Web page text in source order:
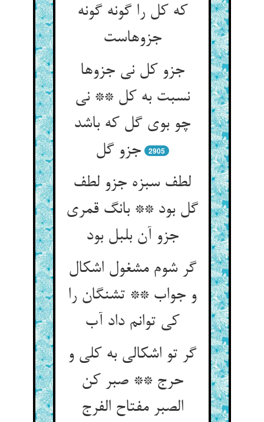
که کل را گونه گونه
جزوهاست‌‌
جزو کل نی جزوها
نسبت به کل ** نی
چو بوی گل که باشد
جزو گل‌‌
2905
لطف سبزه جزو لطف
گل بود ** بانگ قمری
جزو آن بلبل بود
گر شوم مشغول اشکال
و جواب ** تشنگان را
گر تو اشکالی به کلی و
حرج ** صبر کن
الصبر مفتاح الفرج‌‌